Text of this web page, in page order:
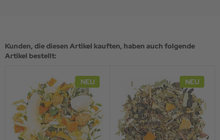
Kunden, die diesen Artikel kauften, haben auch folgende
Artikel bestellt:
NEU NEU